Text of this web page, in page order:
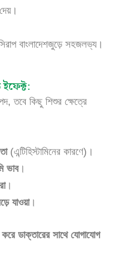
বাংলাদেশজুড়ে সহজলভ্য।
ইফেক্ট:
তবে কিছু শিশুর ক্ষেত্রে
(এন্টিহিস্টামিনের কারণে)।
ভাব।
।
যাওয়া।
ডাক্তারের সাথে যোগাযোগ